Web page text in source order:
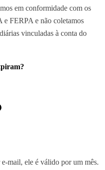
em conformidade com os
e FERPA e não coletamos
vinculadas à conta do
mail, ele é válido por um mês.